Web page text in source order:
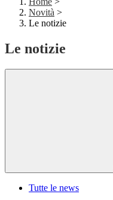
Novità >
Le notizie
Le notizie
Tutte le news